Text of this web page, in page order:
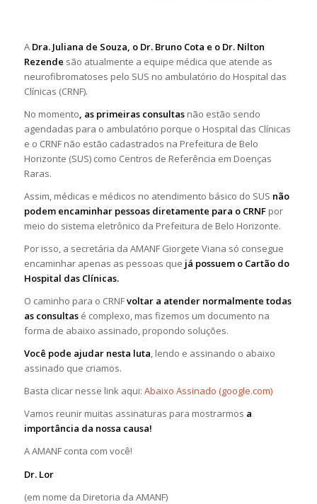
A Dra. Juliana de Souza, o Dr. Bruno Cota e o Dr. Nilton
Rezende são atualmente a equipe médica que atende as
neurofibromatoses pelo SUS no ambulatório do Hospital das
Clínicas (CRNF).
No momento, as primeiras consultasnão estão sendo
agendadas para o ambulatório porque o Hospital das Clínicas
e o CRNF não estão cadastrados na Prefeitura de Belo
Horizonte (SUS) como Centros de Referência em Doenças
Raras.
Assim, médicas e médicos no atendimento básico do SUS não
podem encaminhar pessoas diretamente para o CRNFpor
meio do sistema eletrônico da Prefeitura de Belo Horizonte.
Por isso, a secretária da AMANF Giorgete Viana só consegue
encaminhar apenas as pessoas que já possuem o Cartão do
Hospital das Clínicas.
O caminho para o CRNFvoltar a atender normalmente todas
as consultasé complexo, mas fizemos um documento na
forma de abaixo assinado, propondo soluções.
Você pode ajudar nesta luta, lendo e assinando o abaixo
assinado que criamos.
Basta clicar nesse link aqui: Abaixo Assinado (google.com)
Vamos reunir muitas assinaturas para mostrarmos a
importância da nossa causa!
A AMANF conta com você!
Dr. Lor
(em nome da Diretoria da AMANF)